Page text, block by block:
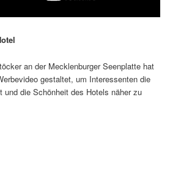
an der Mecklenburger Seenplatte hat
gestaltet, um Interessenten die
und die Schönheit des Hotels näher zu